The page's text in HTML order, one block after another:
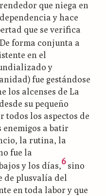
que niega en
y hace
que se verifica
forma conjunta a
en el
y
fue gestándose
los alcenses de La
su pequeño
los aspectos de
enemigos a batir
la rutina, la
fue la
y los días,6sino
de plusvalía del
en toda labor y que